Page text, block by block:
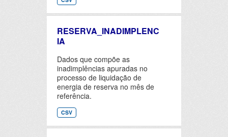
RESERVA_INADIMPLENC
IA
Dados que compõe as
inadimplências apuradas no
processo de liquidação de
energia de reserva no mês de
referência.
CSV